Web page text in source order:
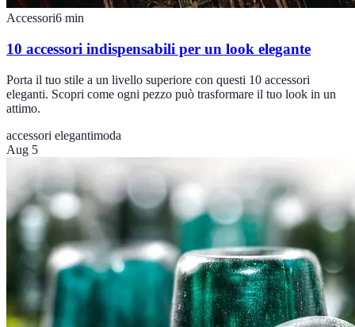
Accessori6 min
10 accessori indispensabili per un look elegante
Porta il tuo stile a un livello superiore con questi 10 accessori
eleganti. Scopri come ogni pezzo può trasformare il tuo look in un
attimo.
accessori elegantimoda
Aug 5